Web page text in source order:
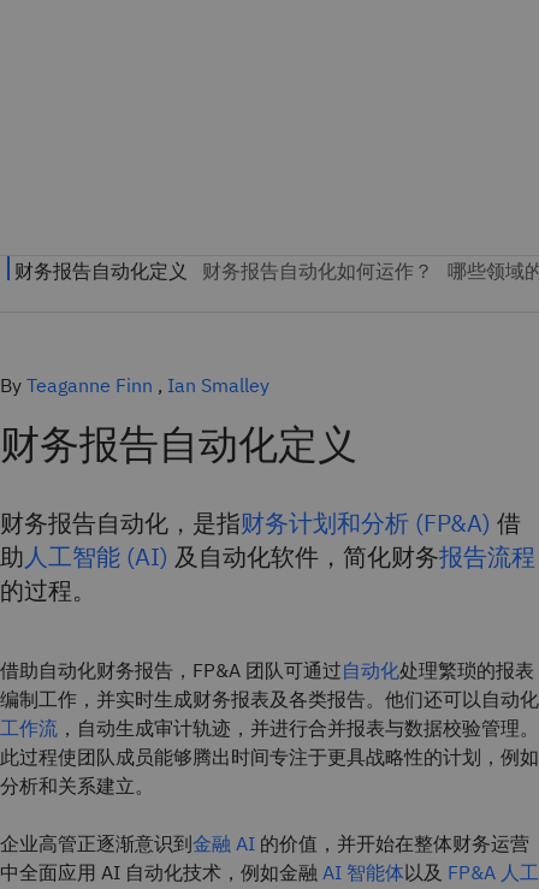
By Teaganne Finn , Ian Smalley
财务报告自动化定义
财务报告自动化，是指财务计划和分析 (FP&A) 借
助人工智能 (AI) 及自动化软件，简化财务报告流程
的过程。
借助自动化财务报告，FP&A 团队可通过自动化处理繁琐的报表
编制工作，并实时生成财务报表及各类报告。他们还可以自动化
工作流 ，自动生成审计轨迹，并进行合并报表与数据校验管理。
此过程使团队成员能够腾出时间专注于更具战略性的计划，例如
分析和关系建立。
企业高管正逐渐意识到金融 AI 的价值，并开始在整体财务运营
中全面应用 AI 自动化技术，例如金融 AI 智能体以及 FP&A 人工